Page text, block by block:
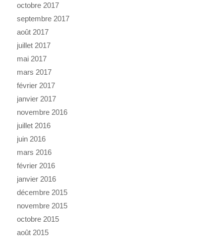
octobre 2017
septembre 2017
août 2017
juillet 2017
mai 2017
mars 2017
février 2017
janvier 2017
novembre 2016
juillet 2016
juin 2016
mars 2016
février 2016
janvier 2016
décembre 2015
novembre 2015
octobre 2015
août 2015